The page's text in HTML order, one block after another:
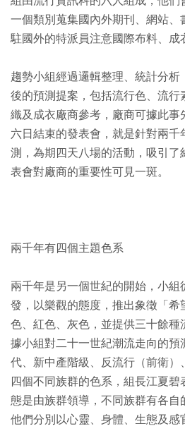
一個類別蒐集國內外期刊、網站、
駐國外的特派員注意國際布料、成
趨勢小組經過邏輯整理、統計分
後的預測提案，包括流行色、流
織及成衣廠商參考，廠商可據此事
六日結束的發表會，就是針對兩
測，為期四天八場的活動，吸引了
表會對廠商的重要性可見一斑。
兩千年有四個主題色系
兩千年是另一個世紀的開始，小組
發，以樂觀的態度，推出象徵「
色、紅色、灰色，並提供三十餘種
據小組對二十一世紀潮流走向的
代、新中產階級、反流行（前衛）
四個不同族群的色系，組長江夏
態是由族群領導，不同族群有各
他們分別以心靈、身體、生態及感